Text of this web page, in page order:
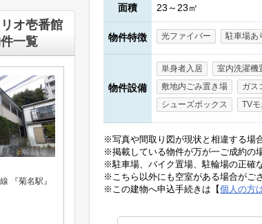
面積 23～23㎡
物件特徴 光ファイバー 駐車場あ
物件設備
単身者入居 室内洗濯機
敷地内ごみ置き場
ガス
シューズボックス
TV
※写真や間取り図が現状と相違する場
※掲載している物件が万が一ご成約の
※駐車場、バイク置場、駐輪場の正確
※こちら以外にも空室がある場合がご
※この建物へ申込手続きは【個人の方
オ壱番館
一覧
『菊名駅』